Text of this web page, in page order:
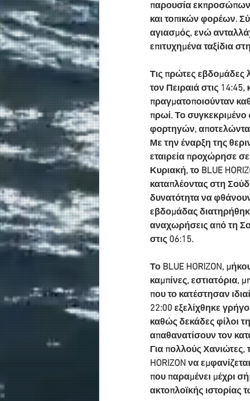
παρουσία εκπροσώπων
και τοπικών φορέων.
αγιασμός, ενώ
επιτυχημένα ταξίδια
Τις πρώτες εβδομάδες
τον Πειραιά στις
πραγματοποιούνταν
πρωί. Το
φορτηγών,
Με την έναρξη της
εταιρεία προχώρησε
Κυριακή, το BLUE
καταπλέοντας στη
δυνατότητα να
εβδομάδας
αναχωρήσεις από τη
στις 06:15.
Το BLUE HORIZON,
καμπίνες, εστιατόρια,
που το κατέστησαν
22:00 εξελίχθηκε
καθώς δεκάδες φίλοι
απαθανατίσουν τον
Για πολλούς Χανιώτες,
HORIZON να
που παραμένει μέχρι
ακτοπλοϊκής ιστορίας